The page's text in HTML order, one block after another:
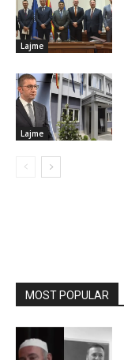
Lajme
Lajme
MOST POPULAR